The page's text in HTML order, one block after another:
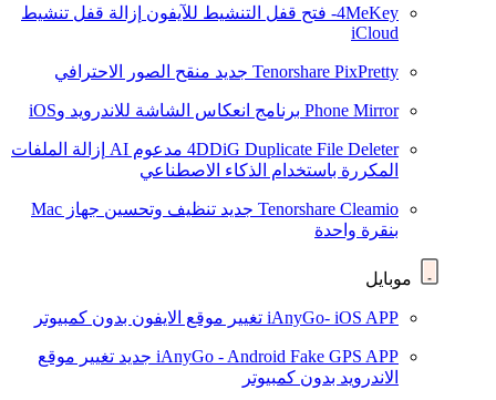
4MeKey- فتح قفل التنشيط للآيفون
إزالة قفل تنشيط
iCloud
Tenorshare PixPretty جديد منقح الصور الاحترافي
Phone Mirror برنامج انعكاس الشاشة للاندرويد وiOS
4DDiG Duplicate File Deleter مدعوم AI
إزالة الملفات
المكررة باستخدام الذكاء الاصطناعي
Tenorshare Cleamio جديد
تنظيف وتحسين جهاز Mac
بنقرة واحدة
موبايل
iAnyGo- iOS APP تغيير موقع الايفون بدون كمبيوتر
iAnyGo - Android Fake GPS APP جديد تغيير موقع
الاندرويد بدون كمبيوتر